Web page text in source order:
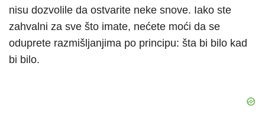
nisu dozvolile da ostvarite neke snove. Iako ste
zahvalni za sve što imate, nećete moći da se
oduprete razmišljanjima po principu: šta bi bilo kad
bi bilo.